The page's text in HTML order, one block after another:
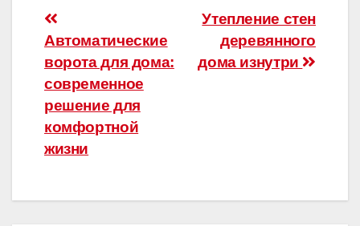
Навигация
по
записям
Утепление стен
деревянного
дома изнутри
Автоматические
ворота для дома:
современное
решение для
комфортной
жизни